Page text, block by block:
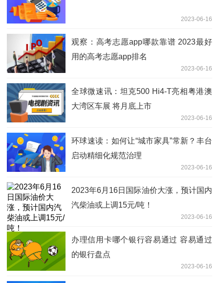
2023-06-16
观察：高考志愿app哪款靠谱 2023最好
用的高考志愿app排名
2023-06-16
全球微速讯：坦克500 Hi4-T亮相粤港澳
大湾区车展 将月底上市
2023-06-16
环球速读：如何让“城市家具”常新？丰台
启动精细化规范治理
2023-06-16
2023年6月16日国际油价大涨，预计国内
汽柴油或上调15元/吨！
2023-06-16
办理信用卡哪个银行容易通过 容易通过
的银行盘点
2023-06-16